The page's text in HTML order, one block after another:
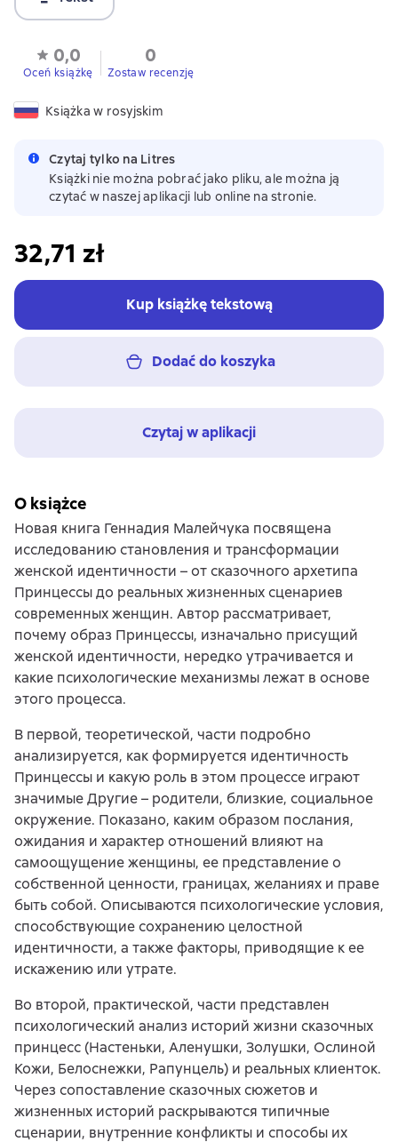
0,0
Oceń książkę
0
Zostaw recenzję
Książka w rosyjskim
Czytaj tylko na Litres
Książki nie można pobrać jako pliku, ale można ją
czytać w naszej aplikacji lub online na stronie.
32,71 zł
Kup książkę tekstową
Dodać do koszyka
Czytaj w aplikacji
O książce
Новая книга Геннадия Малейчука посвящена
исследованию становления и трансформации
женской идентичности – от сказочного архетипа
Принцессы до реальных жизненных сценариев
современных женщин. Автор рассматривает,
почему образ Принцессы, изначально присущий
женской идентичности, нередко утрачивается и
какие психологические механизмы лежат в основе
этого процесса.
В первой, теоретической, части подробно
анализируется, как формируется идентичность
Принцессы и какую роль в этом процессе играют
значимые Другие – родители, близкие, социальное
окружение. Показано, каким образом послания,
ожидания и характер отношений влияют на
самоощущение женщины, ее представление о
собственной ценности, границах, желаниях и праве
быть собой. Описываются психологические условия,
способствующие сохранению целостной
идентичности, а также факторы, приводящие к ее
искажению или утрате.
Во второй, практической, части представлен
психологический анализ историй жизни сказочных
принцесс (Настеньки, Аленушки, Золушки, Ослиной
Кожи, Белоснежки, Рапунцель) и реальных клиенток.
Через сопоставление сказочных сюжетов и
жизненных историй раскрываются типичные
сценарии, внутренние конфликты и способы их